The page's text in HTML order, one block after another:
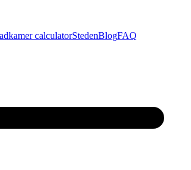
calculatorStedenBlogFAQ